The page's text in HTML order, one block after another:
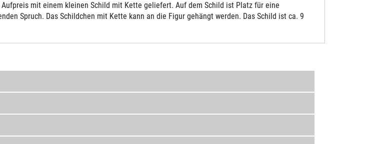
mit einem kleinen Schild mit Kette geliefert. Auf dem Schild ist Platz für eine
Spruch. Das Schildchen mit Kette kann an die Figur gehängt werden. Das Schild ist ca. 9